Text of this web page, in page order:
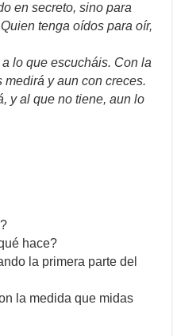
en secreto, sino para
tenga oídos para oír,
lo que escucháis. Con la
y aun con creces.
y al que no tiene, aun lo
hace?
la primera parte del
la medida que midas